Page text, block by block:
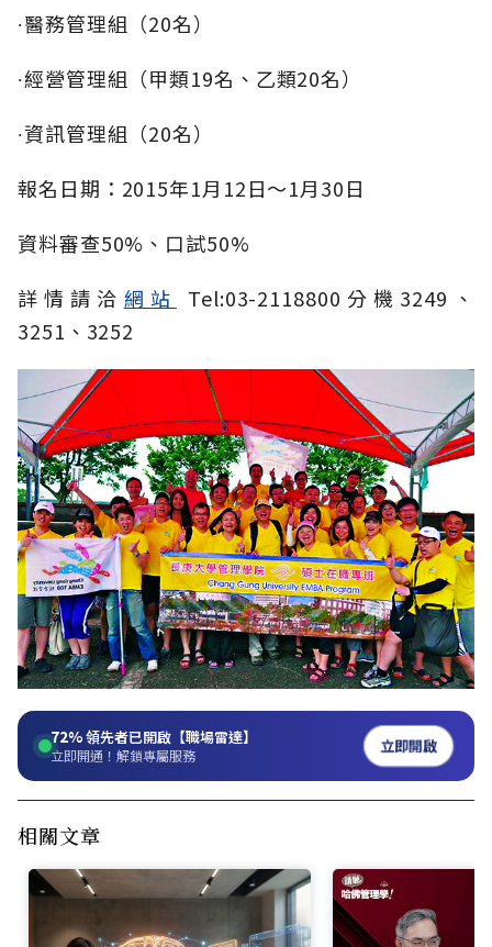
∙醫務管理組（20名）
∙經營管理組（甲類19名、乙類20名）
∙資訊管理組（20名）
報名日期：2015年1月12日～1月30日
資料審查50%、口試50%
詳情請洽 網站
Tel:03-2118800分機3249、
3251、3252
72%領先者已開啟【職場雷達】
立即開通！解鎖專屬服務 立即開啟
相關文章